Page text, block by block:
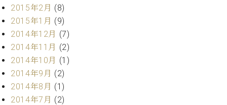
ブ
ロ
ア
ク
セ
ス
お
問
2015年2月 (8)
2015年1月 (9)
2014年12月 (7)
2014年11月 (2)
2014年10月 (1)
2014年9月 (2)
2014年8月 (1)
2014年7月 (2)